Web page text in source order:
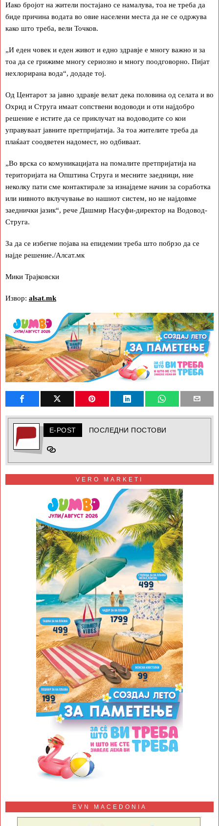
Иако бројот на жители постајано се намалува, тоа не треба да
биде причина водата во овие населени места да не се одржува
како што треба, вели Точков.
„И еден човек и еден живот и едно здравје е многу важно и за
тоа да се грижиме многу сериозно и многу поодговорно. Пијат
нехлорирана вода“, додаде тој.
Од Центарот за јавно здравје велат дека половина од селата и во
Охрид и Струга имаат сопствени водоводи и оти најдобро
решение е истите да се приклучат на водоводите со кои
управуваат јавните претпријатија. За тоа жителите треба да
плаќаат соодветен надомест, но одбиваат.
„Во врска со комуникацијата на помалите претпријатија на
територијата на Општина Струга и месните заедници, ние
неколку пати сме контактирале за изнајдеме начин за соработка
или нивното вклучување во нашиот систем, но не најдовме
заеднички јазик“, рече Дашмир Насуфи-директор на Водовод-
Струга.
За да се избегне појава на епидемии треба што побрзо да се
најде решение./Алсат.мк
Мики Трајковски
Извор: alsat.mk
E-POST ПОСЛЕДНИ ПОСТОВИ
VERO MARKETI
EVN MACEDONIA